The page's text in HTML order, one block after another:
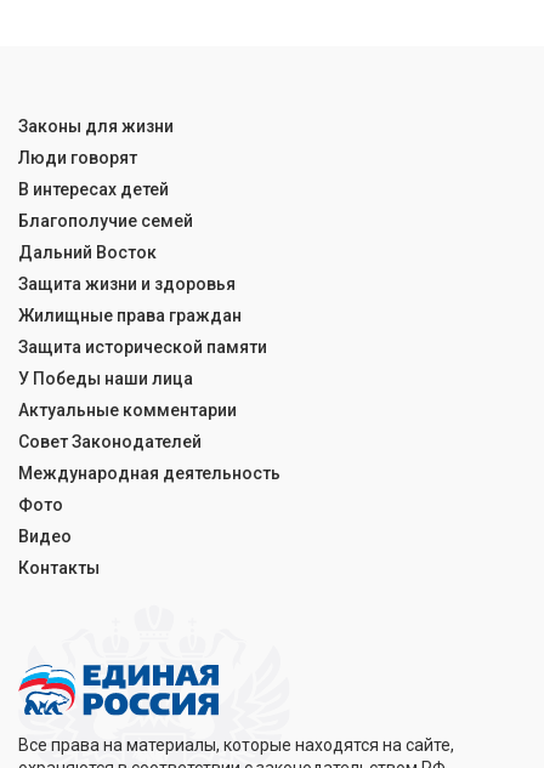
Все права на материалы, которые находятся на сайте,
Законы для жизни
Люди говорят
В интересах детей
Благополучие семей
Дальний Восток
Защита жизни и здоровья
Жилищные права граждан
Защита исторической памяти
У Победы наши лица
Актуальные комментарии
Совет Законодателей
Международная деятельность
Фото
Видео
Контакты